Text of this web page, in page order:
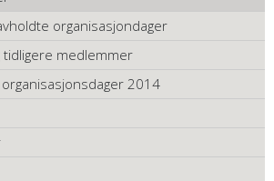
organisasjondager
medlemmer
organisasjonsdager 2014